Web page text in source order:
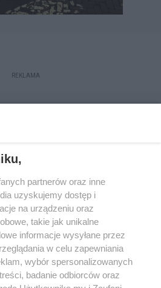
REKLAMA
Regulamin
Dystrybucja
Polityka Prywatności
do newslettera
partnerów oraz inne
uzyskujemy dostęp i
na urządzeniu oraz
takie jak unikalne
informacje wysyłane przez
w celu zapewniania
wybór spersonalizowanych
badanie odbiorców oraz